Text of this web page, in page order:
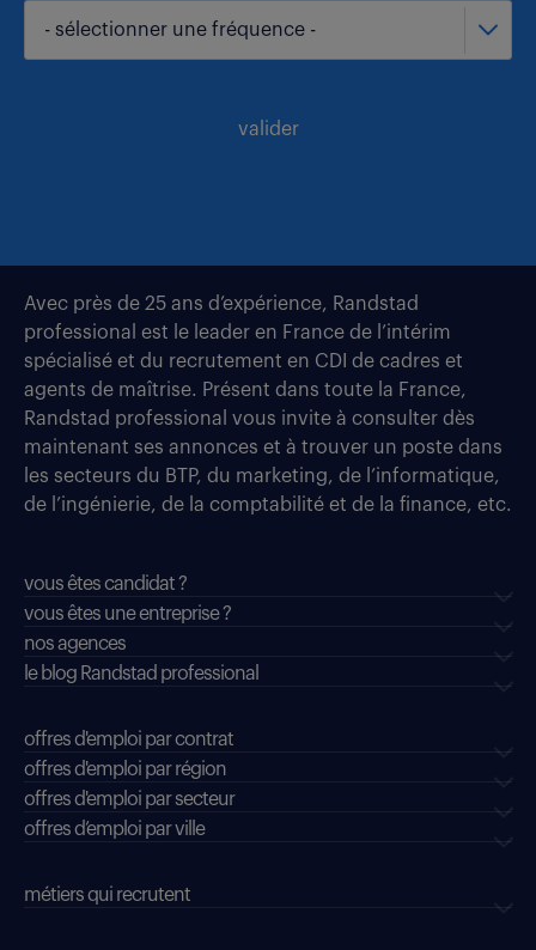
- sélectionner une fréquence -
valider
Avec près de 25 ans d’expérience, Randstad
professional est le leader en France de l’intérim
spécialisé et du recrutement en CDI de cadres et
agents de maîtrise. Présent dans toute la France,
Randstad professional vous invite à consulter dès
maintenant ses annonces et à trouver un poste dans
les secteurs du BTP, du marketing, de l’informatique,
de l’ingénierie, de la comptabilité et de la finance, etc.
vous êtes candidat ?
vous êtes une entreprise ?
nos agences
le blog Randstad professional
offres d'emploi par contrat
offres d'emploi par région
offres d'emploi par secteur
offres d’emploi par ville
métiers qui recrutent